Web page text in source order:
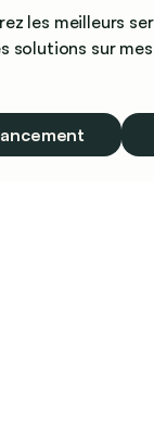
les meilleurs
solutions sur